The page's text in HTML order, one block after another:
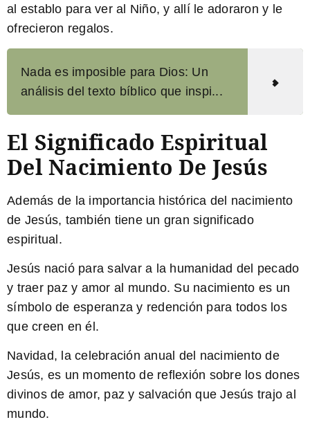
al establo para ver al Niño, y allí le adoraron y le
ofrecieron regalos.
Nada es imposible para Dios: Un
análisis del texto bíblico que inspi...
El Significado Espiritual
Del Nacimiento De Jesús
Además de la importancia histórica del nacimiento
de Jesús, también tiene un gran significado
espiritual.
Jesús nació para salvar a la humanidad del pecado
y traer paz y amor al mundo. Su nacimiento es un
símbolo de esperanza y redención para todos los
que creen en él.
Navidad, la celebración anual del nacimiento de
Jesús, es un momento de reflexión sobre los dones
divinos de amor, paz y salvación que Jesús trajo al
mundo.